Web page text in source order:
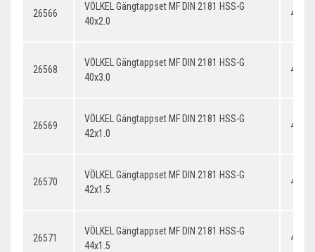
26566
VÖLKEL Gängtappset MF DIN 2181 HSS-G
40x2.0
26568
VÖLKEL Gängtappset MF DIN 2181 HSS-G
40x3.0
26569
VÖLKEL Gängtappset MF DIN 2181 HSS-G
42x1.0
26570
VÖLKEL Gängtappset MF DIN 2181 HSS-G
42x1.5
26571
VÖLKEL Gängtappset MF DIN 2181 HSS-G
44x1.5